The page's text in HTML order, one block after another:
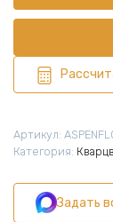
Артикул:
Категория:
Задать